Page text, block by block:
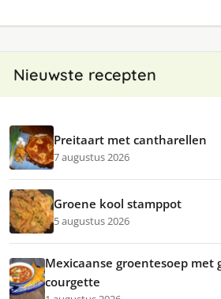
Nieuwste recepten
Preitaart met cantharellen
7 augustus 2026
Groene kool stamppot
5 augustus 2026
Mexicaanse groentesoep met
courgette